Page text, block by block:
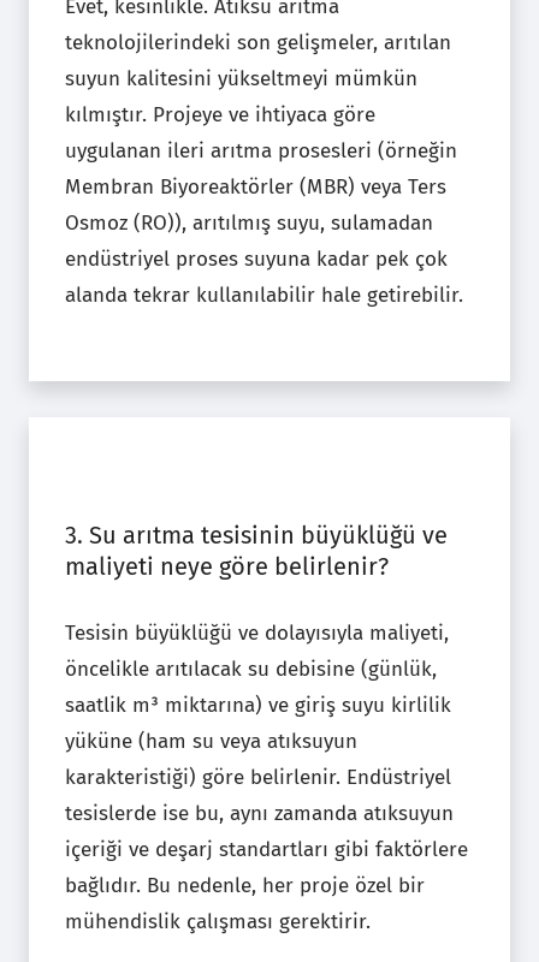
Evet, kesinlikle. Atıksu arıtma
teknolojilerindeki son gelişmeler, arıtılan
suyun kalitesini yükseltmeyi mümkün
kılmıştır. Projeye ve ihtiyaca göre
uygulanan ileri arıtma prosesleri (örneğin
Membran Biyoreaktörler (MBR) veya Ters
Osmoz (RO)), arıtılmış suyu, sulamadan
endüstriyel proses suyuna kadar pek çok
alanda tekrar kullanılabilir hale getirebilir.
3. Su arıtma tesisinin büyüklüğü ve
maliyeti neye göre belirlenir?
Tesisin büyüklüğü ve dolayısıyla maliyeti,
öncelikle arıtılacak su debisine (günlük,
saatlik m³ miktarına) ve giriş suyu kirlilik
yüküne (ham su veya atıksuyun
karakteristiği) göre belirlenir. Endüstriyel
tesislerde ise bu, aynı zamanda atıksuyun
içeriği ve deşarj standartları gibi faktörlere
bağlıdır. Bu nedenle, her proje özel bir
mühendislik çalışması gerektirir.